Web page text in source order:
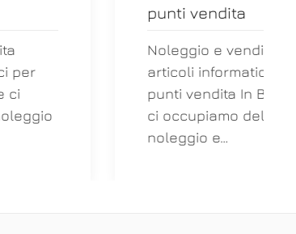
punti vendita
Noleggio e vendita
articoli informatici per
punti vendita In BgOffice
ci occupiamo del